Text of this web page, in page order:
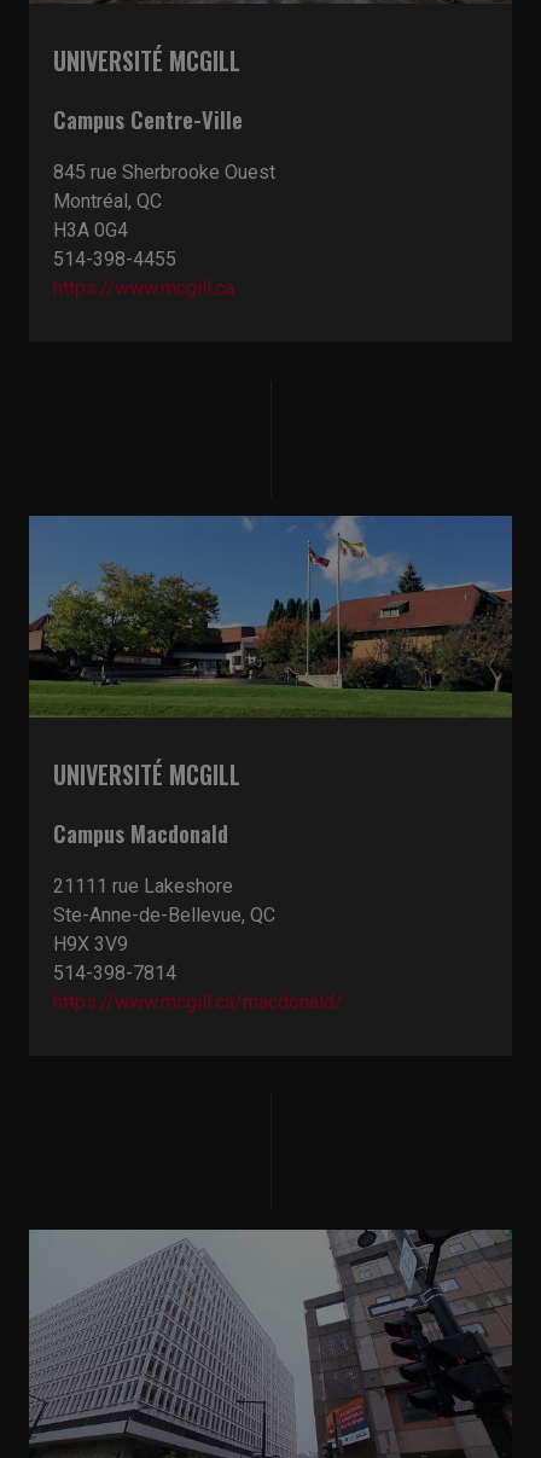
UNIVERSITÉ MCGILL
Campus Centre-Ville
845 rue Sherbrooke Ouest
Montréal, QC
H3A 0G4
514-398-4455
https://www.mcgill.ca
UNIVERSITÉ MCGILL
Campus Macdonald
21111 rue Lakeshore
Ste-Anne-de-Bellevue, QC
H9X 3V9
514-398-7814
https://www.mcgill.ca/macdonald/